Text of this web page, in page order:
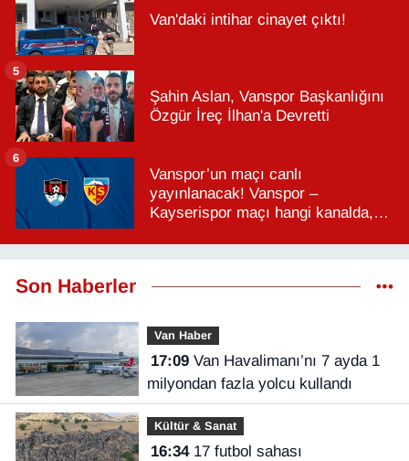
Van'daki intihar cinayet çıktı!
Şahin Aslan, Vanspor Başkanlığını
Özgür İreç İlhan'a Devretti
5
Vanspor’un maçı canlı
yayınlanacak! Vanspor –
Kayserispor maçı hangi kanalda,
6
Son Haberler
Van Haber
17:09Van Havalimanı’nı 7 ayda 1
milyondan fazla yolcu kullandı
Kültür & Sanat
16:3417 futbol sahası